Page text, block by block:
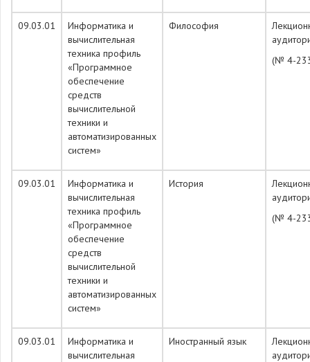
09.03.01
Информатика и
вычислительная
техника профиль
«Программное
обеспечение
средств
вычислительной
техники и
автоматизированных
систем»
Философия
(№ 4-
09.03.01
Информатика и
вычислительная
техника профиль
«Программное
обеспечение
средств
вычислительной
техники и
автоматизированных
систем»
История
(№ 4-
09.03.01
Информатика и
вычислительная
Иностранный язык